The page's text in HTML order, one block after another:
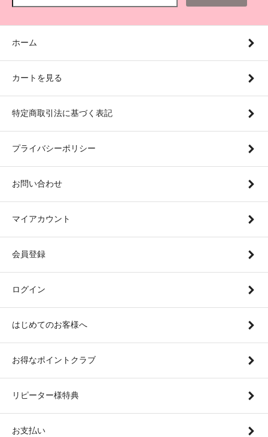
ホーム
カートを見る
特定商取引法に基づく表記
プライバシーポリシー
お問い合わせ
マイアカウント
会員登録
ログイン
はじめてのお客様へ
お得なポイントクラブ
リピーター様特典
お支払い